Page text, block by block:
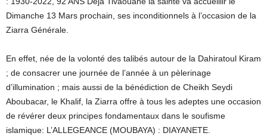
Dimanche 13 Mars prochain, ses inconditionnels à l’occasion de la
Ziarra Générale.
En effet, née de la volonté des talibés autour de la Dahiratoul Kiram
; de consacrer une journée de l’année à un pèlerinage
d’illumination ; mais aussi de la bénédiction de Cheikh Seydi
Aboubacar, le Khalif, la Ziarra offre à tous les adeptes une occasion
de révérer deux principes fondamentaux dans le soufisme
islamique: L’ALLEGEANCE (MOUBAYA) : DIAYANETE.